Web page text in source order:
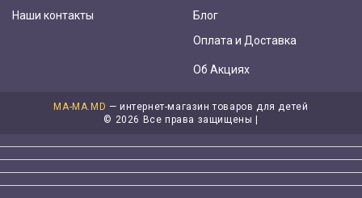
Наши контакты
Блог
Оплата и Доставка
Об Акциях
MA-MA.MD — интернет-магазин товаров для детей
© 2026 Все права защищены |